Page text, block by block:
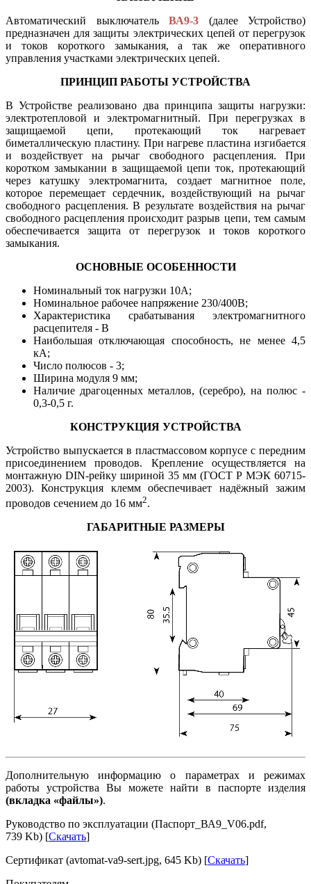
Автоматический выключатель ВА9-3 (далее Устройство)
предназначен для защиты электрических цепей от перегрузок
и токов короткого замыкания, а так же оперативного
управления участками электрических цепей.
ПРИНЦИП РАБОТЫ УСТРОЙСТВА
В Устройстве реализовано два принципа защиты нагрузки:
электротепловой и электромагнитный. При перегрузках в
защищаемой цепи, протекающий ток нагревает
биметаллическую пластину. При нагреве пластина изгибается
и воздействует на рычаг свободного расцепления. При
коротком замыкании в защищаемой цепи ток, протекающий
через катушку электромагнита, создает магнитное поле,
которое перемещает сердечник, воздействующий на рычаг
свободного расцепления. В результате воздействия на рычаг
свободного расцепления происходит разрыв цепи, тем самым
обеспечивается защита от перегрузок и токов короткого
замыкания.
ОСНОВНЫЕ ОСОБЕННОСТИ
Номинальный ток нагрузки 10А;
Номинальное рабочее напряжение 230/400В;
Характеристика срабатывания электромагнитного
расцепителя - B
Наибольшая отключающая способность, не менее 4,5
кА;
Число полюсов - 3;
Ширина модуля 9 мм;
Наличие драгоценных металлов, (серебро), на полюс -
0,3-0,5 г.
КОНСТРУКЦИЯ УСТРОЙСТВА
Устройство выпускается в пластмассовом корпусе с передним
присоединением проводов. Крепление осуществляется на
монтажную DIN-рейку шириной 35 мм (ГОСТ Р МЭК 60715-
2003). Конструкция клемм обеспечивает надёжный зажим
проводов сечением до 16 мм2.
ГАБАРИТНЫЕ РАЗМЕРЫ
Дополнительную информацию о параметрах и режимах
работы устройства Вы можете найти в паспорте изделия
(вкладка «файлы»).
Руководство по эксплуатации (Паспорт_ВА9_V06.pdf,
739 Kb) [Скачать]
Сертификат (avtomat-va9-sert.jpg, 645 Kb) [Скачать]